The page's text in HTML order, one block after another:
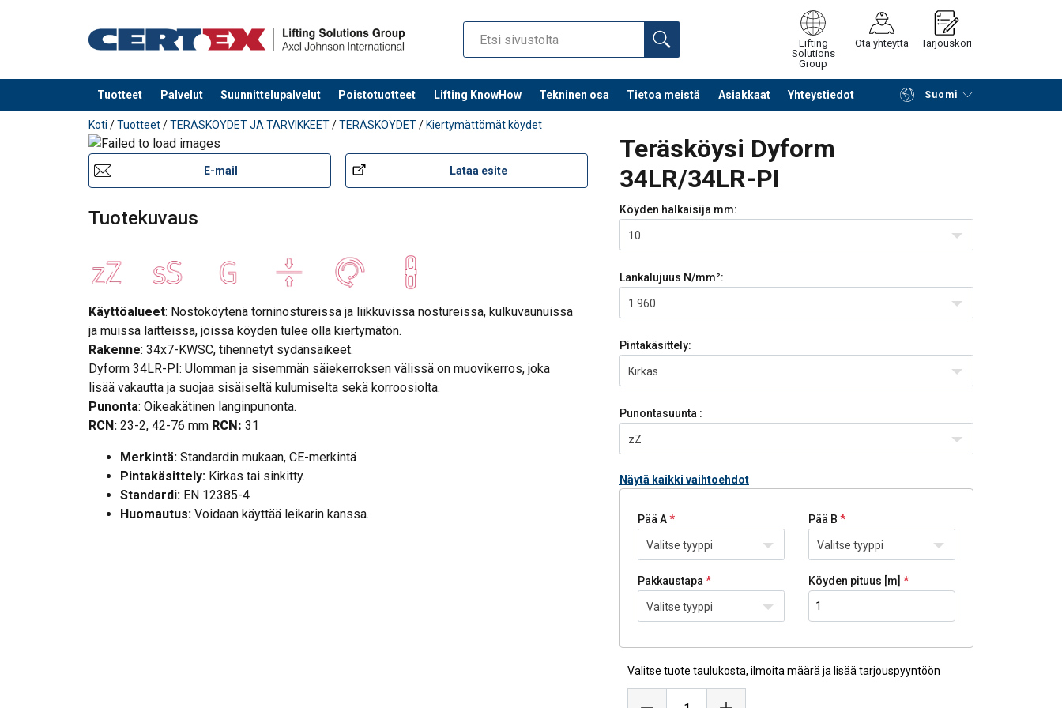
Lifting
Solutions
Group
Ota yhteyttä Tarjouskori
Tuotteet Palvelut Suunnittelupalvelut Poistotuotteet Lifting KnowHow Tekninen osa Tietoa meistä Asiakkaat Yhteystiedot Suomi
Tuote lisätty tarjouspyyntöön Jatka selailua Tuotekoriin
Koti /Tuotteet/TERÄSKÖYDET JA TARVIKKEET/TERÄSKÖYDET/ Kiertymättömät köydet
Teräsköysi Dyform
34LR/34LR-PI
E-mail Lataa esite
Tuotekuvaus
Käyttöalueet: Nostoköytenä torninostureissa ja liikkuvissa nostureissa, kulkuvaunuissa
ja muissa laitteissa, joissa köyden tulee olla kiertymätön.
Rakenne: 34x7-KWSC, tihennetyt sydänsäikeet.
Dyform 34LR-PI: Ulomman ja sisemmän säiekerroksen välissä on muovikerros, joka
lisää vakautta ja suojaa sisäiseltä kulumiselta sekä korroosiolta.
Punonta: Oikeakätinen langinpunonta.
RCN: 23-2, 42-76 mm RCN: 31
Merkintä: Standardin mukaan, CE-merkintä
Pintakäsittely: Kirkas tai sinkitty.
Standardi: EN 12385-4
Huomautus: Voidaan käyttää leikarin kanssa.
Köyden halkaisija mm:
10
Lankalujuus N/mm²:
1 960
Pintakäsittely:
Kirkas
Punontasuunta :
zZ
Näytä kaikki vaihtoehdot
Pää A
Valitse tyyppi
Pää B
Valitse tyyppi
Pakkaustapa
Valitse tyyppi
Köyden pituus [m]
Valitse tuote taulukosta, ilmoita määrä ja lisää tarjouspyyntöön